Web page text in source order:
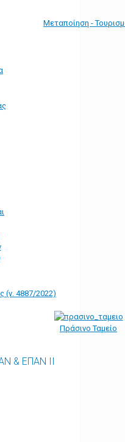
Μεταποίηση -
(ν. 4887/2022)
Πράσινο Ταμείο
& ΕΠΑΝ ΙΙ